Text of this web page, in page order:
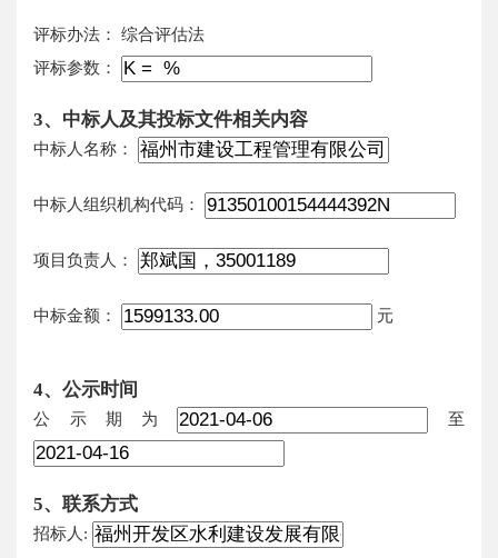
评标办法：
综合评估法
评标参数：
3、中标人及其投标文件相关内容
中标人名称：
中标人组织机构代码：
项目负责人：
中标金额： 元
4、公示时间
公示期为 至
5、联系方式
招标人: